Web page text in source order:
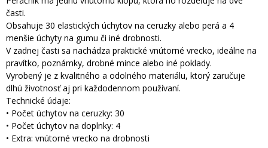
časti.
Obsahuje 30 elastických úchytov na ceruzky alebo perá a 4
menšie úchyty na gumu či iné drobnosti.
V zadnej časti sa nachádza praktické vnútorné vrecko, ideálne na
pravítko, poznámky, drobné mince alebo iné poklady.
Vyrobený je z kvalitného a odolného materiálu, ktorý zaručuje
dlhú životnosť aj pri každodennom používaní.
Technické údaje:
• Počet úchytov na ceruzky: 30
• Počet úchytov na doplnky: 4
• Extra: vnútorné vrecko na drobnosti